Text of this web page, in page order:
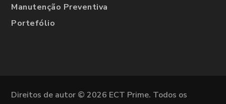
Manutenção Preventiva
Portefólio
Direitos de autor © 2026 ECT Prime. Todos os